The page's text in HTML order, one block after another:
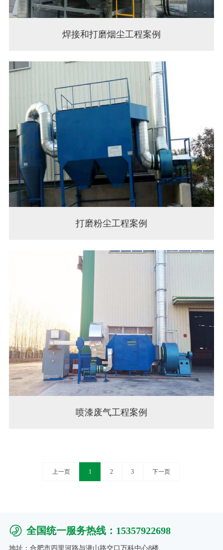
焊接和打磨烟尘工程案例
打磨粉尘工程案例
喷漆废气工程案例
上一页 1 2 3 下一页
全国统一服务热线：15357922698
地址：合肥市四里河路与潜山路交口万科中心8楼